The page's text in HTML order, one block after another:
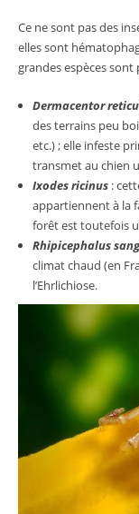
Ce ne sont pas des
elles sont
grandes espèces sont
Dermacentor
des terrains peu
etc.) ; elle infeste
transmet au chien
Ixodes ricinus:
appartiennent à la
forêt est toutefois
Rhipicephalus
climat chaud (en
l’Ehrlichiose.